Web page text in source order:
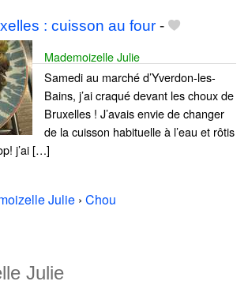
: cuisson au four -
Mademoizelle Julie
Samedi au marché d’Yverdon-les-
Bains, j’ai craqué devant les choux de
Bruxelles ! J’avais envie de changer
de la cuisson habituelle à l’eau et rôtis
j’ai […]
Julie › Chou
Julie